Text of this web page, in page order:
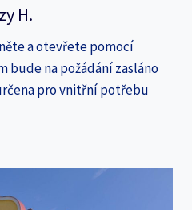
H.
a otevřete pomocí
bude na požádání zasláno
pro vnitřní potřebu